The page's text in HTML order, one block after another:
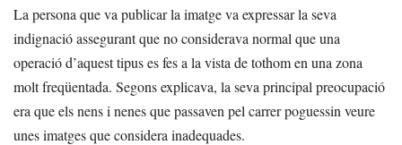
La persona que va publicar la imatge va expressar la seva
indignació assegurant que no considerava normal que una
operació d’aquest tipus es fes a la vista de tothom en una zona
molt freqüentada. Segons explicava, la seva principal preocupació
era que els nens i nenes que passaven pel carrer poguessin veure
unes imatges que considera inadequades.